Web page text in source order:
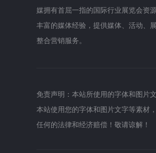
媒拥有首屈一指的国际行业展览会资
丰富的媒体经验，提供媒体、活动、
整合营销服务。
免责声明：本站所使用的字体和图片
本站使用您的字体和图片文字等素材
任何的法律和经济赔偿！敬请谅解！